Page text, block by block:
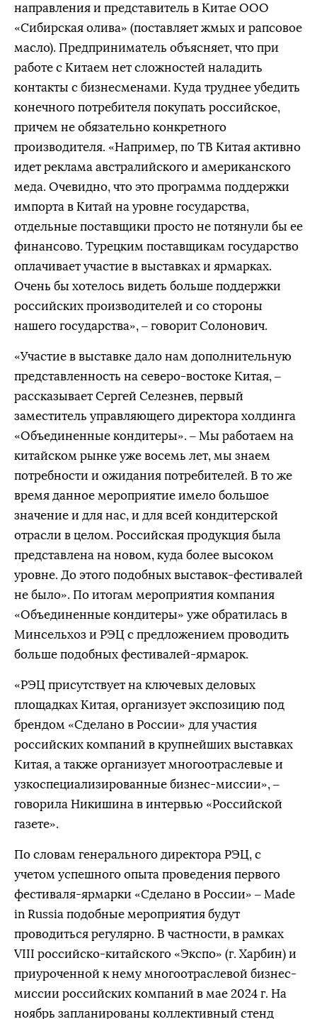
направления и представитель в Китае ООО
«Сибирская олива» (поставляет жмых и рапсовое
масло). Предприниматель объясняет, что при
работе с Китаем нет сложностей наладить
контакты с бизнесменами. Куда труднее убедить
конечного потребителя покупать российское,
причем не обязательно конкретного
производителя. «Например, по ТВ Китая активно
идет реклама австралийского и американского
меда. Очевидно, что это программа поддержки
импорта в Китай на уровне государства,
отдельные поставщики просто не потянули бы ее
финансово. Турецким поставщикам государство
оплачивает участие в выставках и ярмарках.
Очень бы хотелось видеть больше поддержки
российских производителей и со стороны
нашего государства», – говорит Солонович.
«Участие в выставке дало нам дополнительную
представленность на северо-востоке Китая, –
рассказывает Сергей Селезнев, первый
заместитель управляющего директора холдинга
«Объединенные кондитеры». – Мы работаем на
китайском рынке уже восемь лет, мы знаем
потребности и ожидания потребителей. В то же
время данное мероприятие имело большое
значение и для нас, и для всей кондитерской
отрасли в целом. Российская продукция была
представлена на новом, куда более высоком
уровне. До этого подобных выставок-фестивалей
не было». По итогам мероприятия компания
«Объединенные кондитеры» уже обратилась в
Минсельхоз и РЭЦ с предложением проводить
больше подобных фестивалей-ярмарок.
«РЭЦ присутствует на ключевых деловых
площадках Китая, организует экспозицию под
брендом «Сделано в России» для участия
российских компаний в крупнейших выставках
Китая, а также организует многоотраслевые и
узкоспециализированные бизнес-миссии», –
говорила Никишина в интервью «Российской
газете».
По словам генерального директора РЭЦ, с
учетом успешного опыта проведения первого
фестиваля-ярмарки «Сделано в России» – Made
in Russia подобные мероприятия будут
проводиться регулярно. В частности, в рамках
VIII российско-китайского «Экспо» (г. Харбин) и
приуроченной к нему многоотраслевой бизнес-
миссии российских компаний в мае 2024 г. На
ноябрь запланированы коллективный стенд